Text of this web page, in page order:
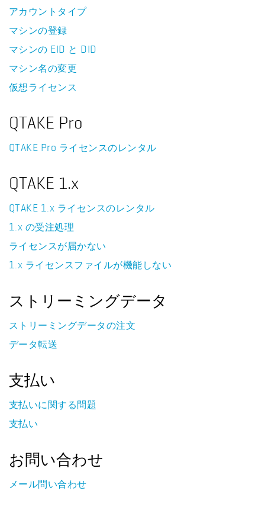
アカウントタイプ
マシンの登録
マシンの EID と DID
マシン名の変更
仮想ライセンス
QTAKE Pro
QTAKE Pro ライセンスのレンタル
QTAKE 1.x
QTAKE 1.x ライセンスのレンタル
1.x の受注処理
ライセンスが届かない
1.x ライセンスファイルが機能しない
ストリーミングデータ
ストリーミングデータの注文
データ転送
支払い
支払いに関する問題
支払い
お問い合わせ
メール問い合わせ